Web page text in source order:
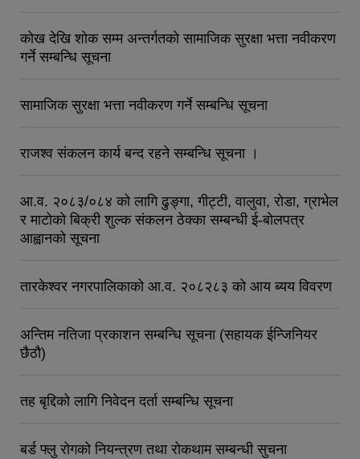
कोख देखि शोक सम्म अन्तर्गतको सामाजिक सुरक्षा भत्ता नवीकरण
गर्ने सम्बन्धि सूचना
सामाजिक सुरक्षा भत्ता नवीकरण गर्ने सम्बन्धि सूचना
राजश्व संकलन कार्य बन्द रहने सम्बन्धि सूचना ।
आ.व. २०८३/०८४ को लागि ढुङ्गा, गीट्टी, वालुवा, रोडा, ग्राभेल
र माटोको बिक्री शुल्क संकलन ठेक्का सम्बन्धी ई-बोलपत्र
आह्वानको सूचना
तारकेश्वर नगरपालिकाको आ.व. २०८२८३ को आय ब्यय विवरण
अन्तिम नतिजा प्रकाशन सम्बन्धि सूचना (सहायक ईन्जिनियर
छैठौ)
तह बृद्दिको लागि निवेदन दर्ता सम्बन्धि सूचना
बर्ड फ्लु रोगको नियन्त्रण तथा रोकथाम सम्बन्धी सुचना